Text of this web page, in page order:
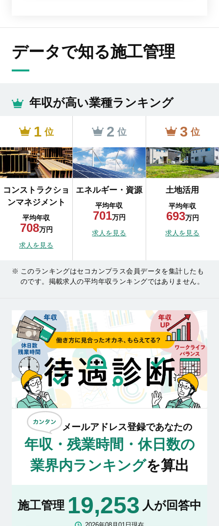
データで知る施工管理
年収が高い業種ランキング
1 位
コンストラクショ
ンマネジメント
平均年収
708万円
求人を見る
2 位
エネルギー・資源
平均年収
701万円
求人を見る
3 位
土地活用
平均年収
693万円
求人を見る
このランキングはセコカンプラス会員データを集計したも
のです。掲載求人の平均年収ランキングではありません。
メールアドレス登録であなたの
年収・残業時間・休日数の
業界内ランキングを算出
施工管理 19,253 人が回答中